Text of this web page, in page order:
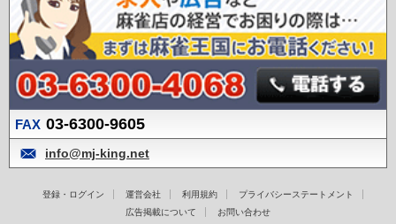
FAX 03-6300-9605
info@mj-king.net
登録・ログイン 運営会社 利用規約
プライバシーステートメント
広告掲載について
お問い合わせ